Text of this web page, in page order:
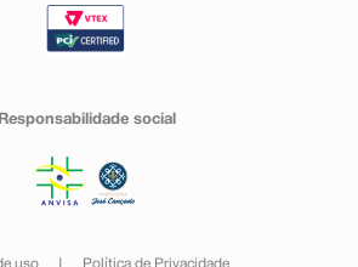
Responsabilidade social
uso Política de Privacidade